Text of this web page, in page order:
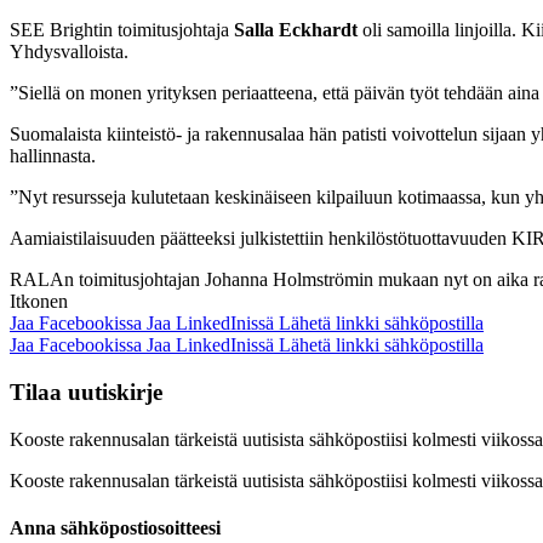
SEE Brightin toimitusjohtaja Salla Eckhardtoli samoilla linjoilla.
Yhdysvalloista.
”Siellä on monen yrityksen periaatteena, että päivän työt tehdään
Suomalaista kiinteistö- ja rakennusalaa hän patisti voivottelun
hallinnasta.
”Nyt resursseja kulutetaan keskinäiseen kilpailuun kotimaassa, kun
Aamiaistilaisuuden päätteeksi julkistettiin henkilöstötuottavuuden
RALAn toimitusjohtajan Johanna Holmströmin mukaan nyt on aika
Itkonen
Jaa Facebookissa Jaa LinkedInissä Lähetä linkki sähköpostilla
Jaa Facebookissa Jaa LinkedInissä Lähetä linkki sähköpostilla
Tilaa uutiskirje
Kooste rakennusalan tärkeistä uutisista sähköpostiisi kolmesti
Kooste rakennusalan tärkeistä uutisista sähköpostiisi kolmesti
Anna sähköpostiosoitteesi